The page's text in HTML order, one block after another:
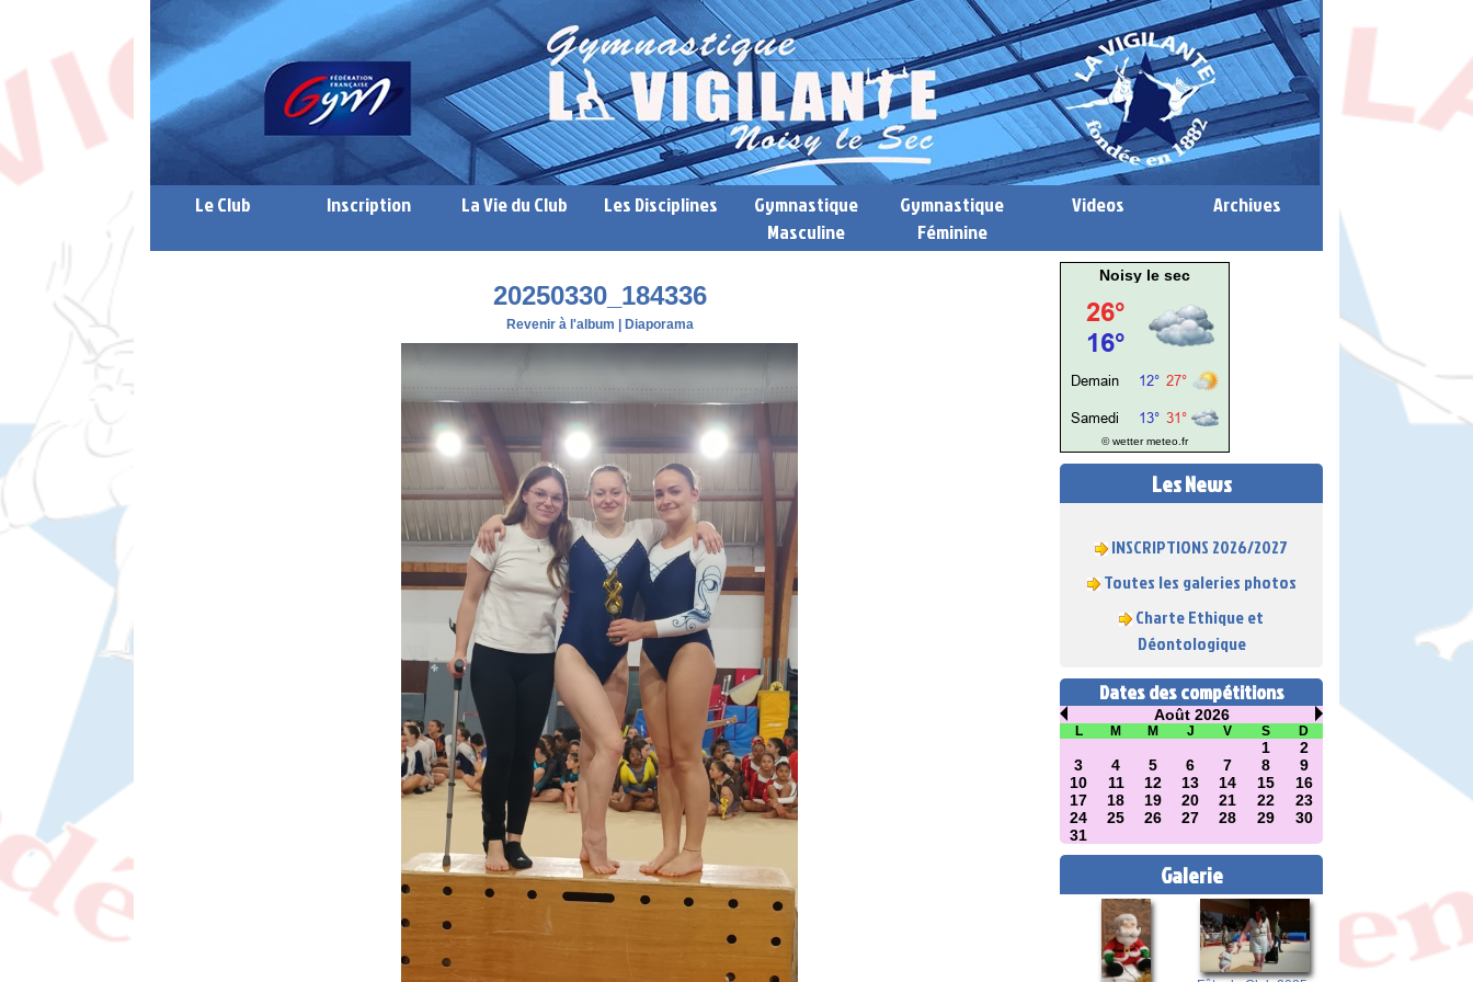
Le Club Inscription La Vie du Club Les Disciplines
Gymnastique
Masculine
Gymnastique
Féminine
Videos Archives
20250330_184336
Revenir à l'album Diaporama
Noisy le sec
© wetter meteo.fr
Les News
Déontologique
Dates des compétitions
Août 2026
L M M J V S D
1
2
3
4 5 6 7 8
9
10
11 12 13 14 15
16
17
18 19 20 21 22
23
24
25 26 27 28 29
30
31
Galerie